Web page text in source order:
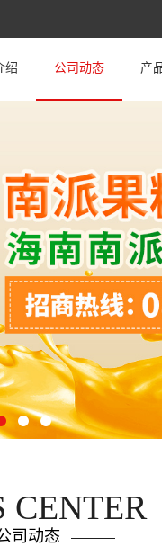
绍 公司动态 产
CENTER
司动态